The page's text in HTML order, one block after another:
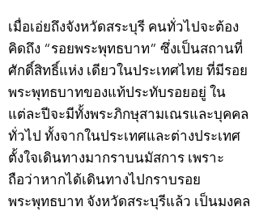
เมื่อเอ่ยถึงจังหวัดสระบุรี คนทั่วไปจะต้อง
คิดถึง “รอยพระพุทธบาท” ซึ่งเป็นสถานที่
ศักดิ์สิทธิ์แห่ง เดียวในประเทศไทย ที่มีรอย
พระพุทธบาทของแท้ประทับรอยอยู่ ใน
แต่ละปีจะมีทั้งพระภิกษุสามเณรและบุคคล
ทั่วไป ทั้งจากในประเทศและต่างประเทศ
ตั้งใจเดินทางมากราบนมัสการ เพราะ
ถือว่าหากได้เดินทางไปกราบรอย
พระพุทธบาท จังหวัดสระบุรีแล้ว เป็นมงคล